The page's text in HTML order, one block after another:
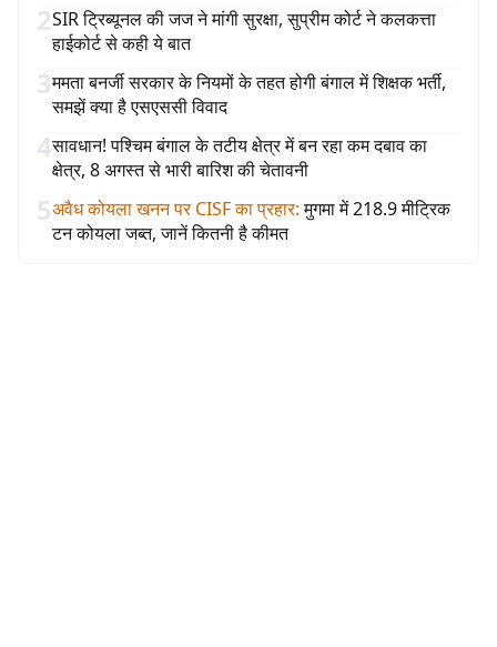
2SIR ट्रिब्यूनल की जज ने मांगी सुरक्षा, सुप्रीम कोर्ट ने कलकत्ता
हाईकोर्ट से कही ये बात
3ममता बनर्जी सरकार के नियमों के तहत होगी बंगाल में शिक्षक भर्ती,
समझें क्या है एसएससी विवाद
4सावधान! पश्चिम बंगाल के तटीय क्षेत्र में बन रहा कम दबाव का
क्षेत्र, 8 अगस्त से भारी बारिश की चेतावनी
5अवैध कोयला खनन पर CISF का प्रहार: मुगमा में 218.9 मीट्रिक
टन कोयला जब्त, जानें कितनी है कीमत